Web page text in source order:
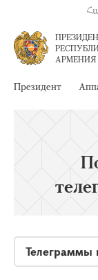
АРМЕНИЯ
Президент
Телеграммы